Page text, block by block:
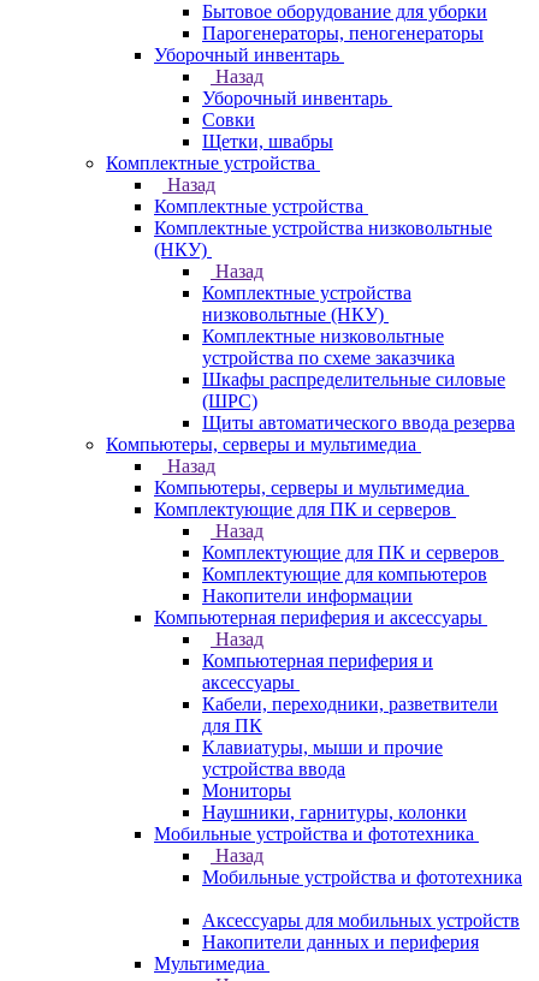
Бытовое оборудование для уборки
Парогенераторы, пеногенераторы
Уборочный инвентарь
Назад
Уборочный инвентарь
Совки
Щетки, швабры
Комплектные устройства
Назад
Комплектные устройства
Комплектные устройства низковольтные
(НКУ)
Назад
Комплектные устройства
низковольтные (НКУ)
Комплектные низковольтные
устройства по схеме заказчика
Шкафы распределительные силовые
(ШРС)
Щиты автоматического ввода резерва
Компьютеры, серверы и мультимедиа
Назад
Компьютеры, серверы и мультимедиа
Комплектующие для ПК и серверов
Назад
Комплектующие для ПК и серверов
Комплектующие для компьютеров
Накопители информации
Компьютерная периферия и аксессуары
Назад
Компьютерная периферия и
аксессуары
Кабели, переходники, разветвители
для ПК
Клавиатуры, мыши и прочие
устройства ввода
Мониторы
Наушники, гарнитуры, колонки
Мобильные устройства и фототехника
Назад
Мобильные устройства и фототехника
Аксессуары для мобильных устройств
Накопители данных и периферия
Мультимедиа